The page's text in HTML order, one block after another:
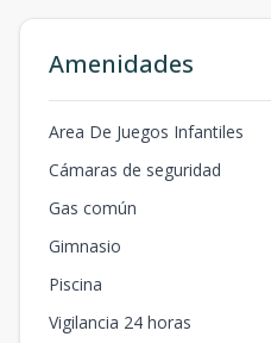
m2
m2
TIPO A
32187.19m2-m2
Amenidades
Area De Juegos Infantiles
Cámaras de seguridad
Gas común
Gimnasio
Piscina
Vigilancia 24 horas